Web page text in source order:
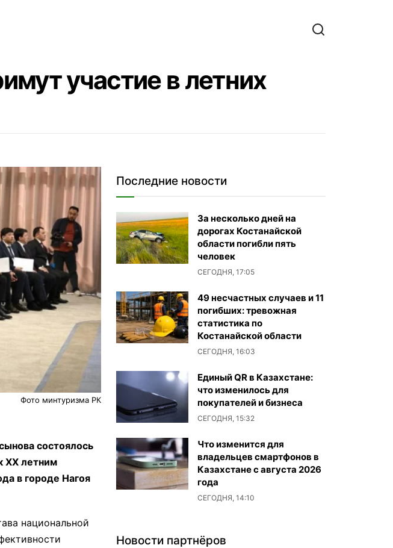
участие в летних
Фото минтуризма РК
состоялось
XX летним
в городе Нагоя
национальной
Последние новости
За несколько дней на
дорогах Костанайской
области погибли пять
человек
СЕГОДНЯ, 17:05
49 несчастных случаев и 11
погибших: тревожная
статистика по
Костанайской области
СЕГОДНЯ, 16:03
Единый QR в Казахстане:
что изменилось для
покупателей и бизнеса
СЕГОДНЯ, 15:32
Что изменится для
владельцев смартфонов в
Казахстане с августа 2026
года
СЕГОДНЯ, 14:10
Новости партнёров